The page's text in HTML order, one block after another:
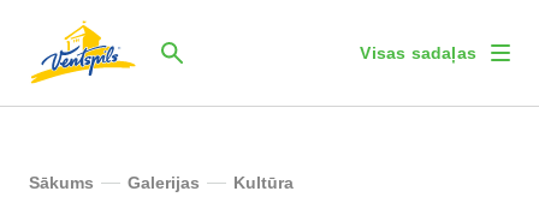
Visas sadaļas
Sākums Galerijas Kultūra